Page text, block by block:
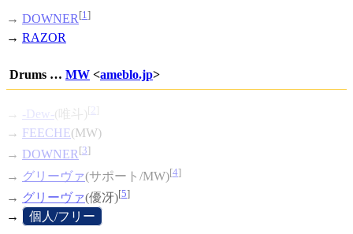
→ DOWNER [1 ]
→ RAZOR
Drums … MW <ameblo.jp>
→ -Dew-(唯斗)[
→ FEECHE(MW)
→ DOWNER[3]
→ グリーヴァ(サポート/MW)[4]
→ グリーヴァ(優冴)[5]
→ 個人/フリー